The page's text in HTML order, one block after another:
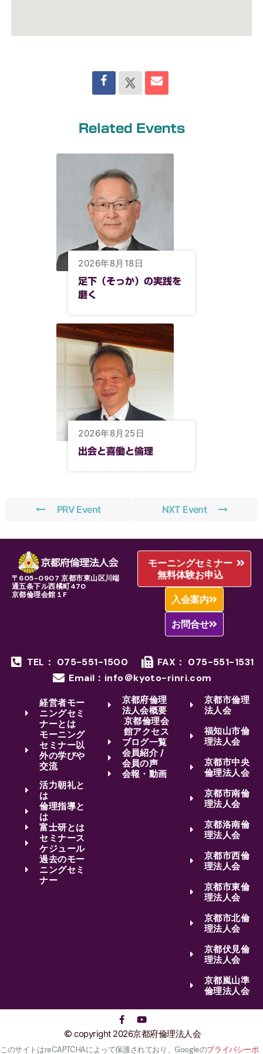
Related Events
2026年8月18日
足下（そっか）の実践を
磨く
2026年8月25日
出会と喜働と倫理
PRV Event NXT Event
〒605-0907 京都市東山区川端
通五条下ル西橘町470
京都倫理会館１F
モーニングセミナー
無料体験お申込
入会案内
お問合せ
TEL： 075-551-1500
FAX： 075-551-1531
Email：info＠kyoto-rinri.com
経営者モー
ニングセミ
ナーとは
モーニング
セミナー以
外の学びや
交流
活力朝礼と
は
倫理指導と
は
富士研とは
セミナース
ケジュール
過去のモー
ニングセミ
ナー
京都府倫理
法人会概要
京都倫理会
館アクセス
ブログ一覧
会員紹介 /
会員の声
会報・動画
京都市倫理
法人会
福知山市倫
理法人会
京都市中央
倫理法人会
京都市南倫
理法人会
京都洛南倫
理法人会
京都市西倫
理法人会
京都市東倫
理法人会
京都市北倫
理法人会
京都伏見倫
理法人会
京都嵐山準
倫理法人会
copyright 2026京都府倫理法人会
このサイトはreCAPTCHAによって保護されており、Googleのプライバシーポ